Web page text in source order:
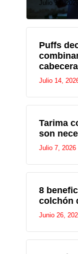
Julio 14,
Puffs
Julio 14,
Tarima
son
Julio 7, 2026
8
colchón
Junio 26,